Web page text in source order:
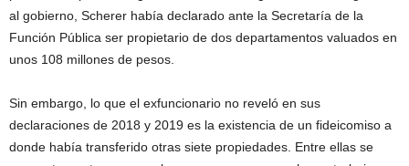
al gobierno, Scherer había declarado ante la Secretaría de la
Función Pública ser propietario de dos departamentos valuados en
unos 108 millones de pesos.
Sin embargo, lo que el exfuncionario no reveló en sus
declaraciones de 2018 y 2019 es la existencia de un fideicomiso a
donde había transferido otras siete propiedades. Entre ellas se